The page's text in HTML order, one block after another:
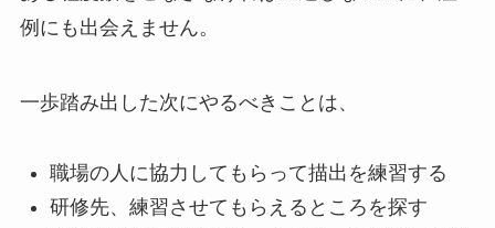
例にも出会えません。
一歩踏み出した次にやるべきことは、
職場の人に協力してもらって描出を練習する
研修先、練習させてもらえるところを探す